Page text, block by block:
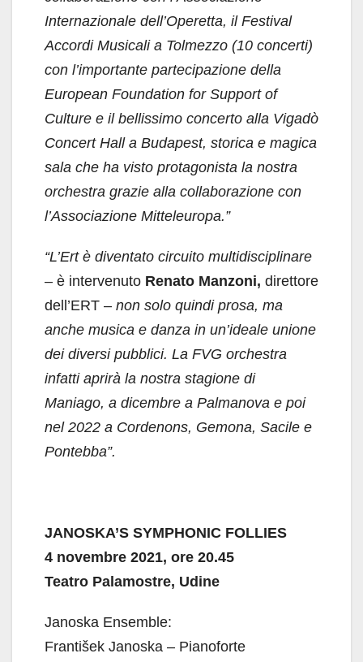
Internazionale dell’Operetta, il Festival
Accordi Musicali a Tolmezzo (10 concerti)
con l’importante partecipazione della
European Foundation for Support of
Culture e il bellissimo concerto alla Vigadò
Concert Hall a Budapest, storica e magica
sala che ha visto protagonista la nostra
orchestra grazie alla collaborazione con
l’Associazione Mitteleuropa.”
“L’Ert è diventato circuito multidisciplinare
– è intervenuto Renato Manzoni, direttore
dell’ERT – non solo quindi prosa, ma
anche musica e danza in un’ideale unione
dei diversi pubblici. La FVG orchestra
infatti aprirà la nostra stagione di
Maniago, a dicembre a Palmanova e poi
nel 2022 a Cordenons, Gemona, Sacile e
Pontebba”.
JANOSKA’S SYMPHONIC FOLLIES
4 novembre 2021, ore 20.45
Teatro Palamostre, Udine
Janoska Ensemble:
František Janoska – Pianoforte